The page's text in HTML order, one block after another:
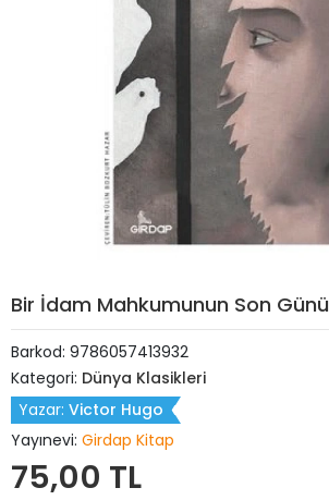
Bir İdam Mahkumunun Son Günü
Barkod: 9786057413932
Kategori: Dünya Klasikleri
Yazar: Victor Hugo
Yayınevi: Girdap Kitap
75,00 TL